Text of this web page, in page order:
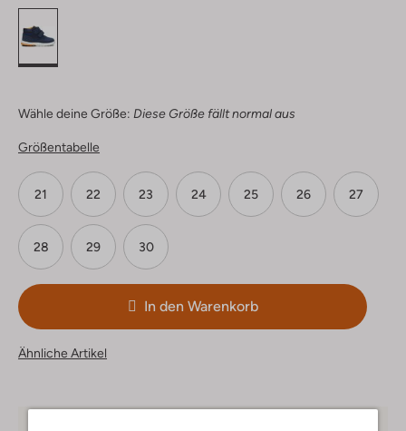
Wähle deine Größe: Diese Größe fällt normal aus
Größentabelle
21 22 23 24 25 26 27
28 29 30
In den Warenkorb
Ähnliche Artikel